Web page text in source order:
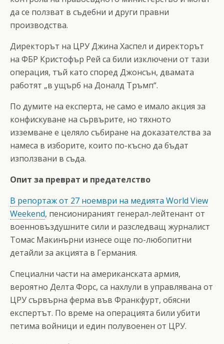
да се ползват в съдебни и други правни
производства.
Директорът на ЦРУ Джина Хаспел и директорът
на ФБР Кристофър Рей са били изключени от тази
операция, тъй като според Джонсън, двамата
работят „в ущърб на Доналд Тръмп“.
По думите на експерта, не само е имало акция за
конфискуване на сървърите, но тяхното
изземване е целяло събиране на доказателства за
намеса в изборите, които по-късно да бъдат
използвани в съда.
Опит за преврат и предателство
В репортаж от 27 ноември на медията World View
Weekend, пенсионираният генерал-лейтенант от
военновъздушните сили и разследващ журналист
Томас Макинърни изнесе още по-любопитни
детайли за акцията в Германия.
Специални части на американската армия,
вероятно Делта Форс, са нахлули в управлявана от
ЦРУ сървърна ферма във Франкфурт, обясни
експертът. По време на операцията били убити
петима войници и един полувоенен от ЦРУ.